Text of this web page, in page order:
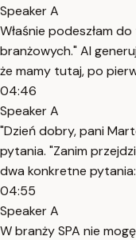
Speaker A
Właśnie podeszłam
branżowych." AI
że mamy tutaj, po
04:46
Speaker A
"Dzień dobry, pani
pytania. "Zanim
dwa konkretne
04:55
Speaker A
W branży SPA nie